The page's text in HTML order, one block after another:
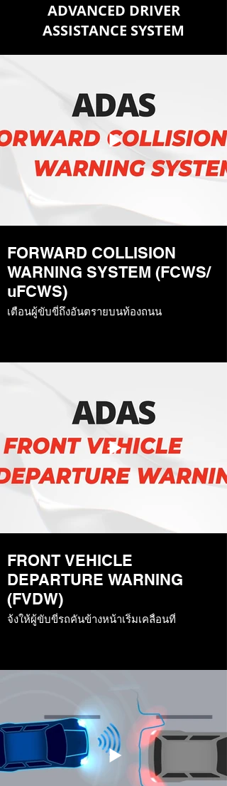
ADVANCED DRIVER
ASSISTANCE SYSTEM
FORWARD COLLISION
WARNING SYSTEM (FCWS/
uFCWS)
เตือนผู้ขับขี่ถึงอันตรายบนท้องถนน
FRONT VEHICLE
DEPARTURE WARNING
(FVDW)
จ้งให้ผู้ขับขี่รถคันข้างหน้าเริ่มเคลื่อนที่